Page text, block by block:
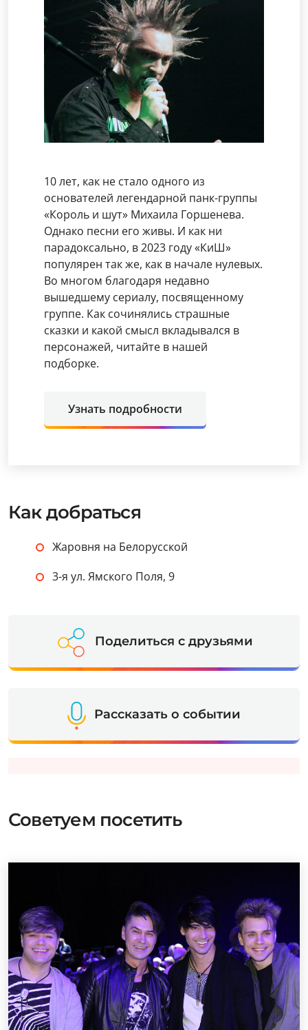
10 лет, как не стало одного из
основателей легендарной панк-группы
«Король и шут» Михаила Горшенева.
Однако песни его живы. И как ни
парадоксально, в 2023 году «КиШ»
популярен так же, как в начале нулевых.
Во многом благодаря недавно
вышедшему сериалу, посвященному
группе. Как сочинялись страшные
сказки и какой смысл вкладывался в
персонажей, читайте в нашей
подборке.
Узнать подробности
Как добраться
Жаровня на Белорусской
3-я ул. Ямского Поля, 9
Поделиться с друзьями
Рассказать о событии
Советуем посетить